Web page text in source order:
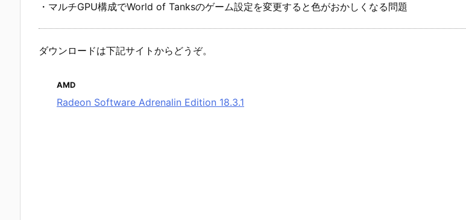
・マルチGPU構成でWorld of Tanksのゲーム設定を変更すると色がおかしくなる問題
ダウンロードは下記サイトからどうぞ。
AMD
Radeon Software Adrenalin Edition 18.3.1